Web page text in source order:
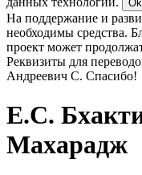
Ok
На поддержание и
необходимы средства.
проект может
Реквизиты для
Андреевич С. Спасибо!
Е.С.
Махарадж